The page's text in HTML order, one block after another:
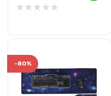
★★★★★
-80%